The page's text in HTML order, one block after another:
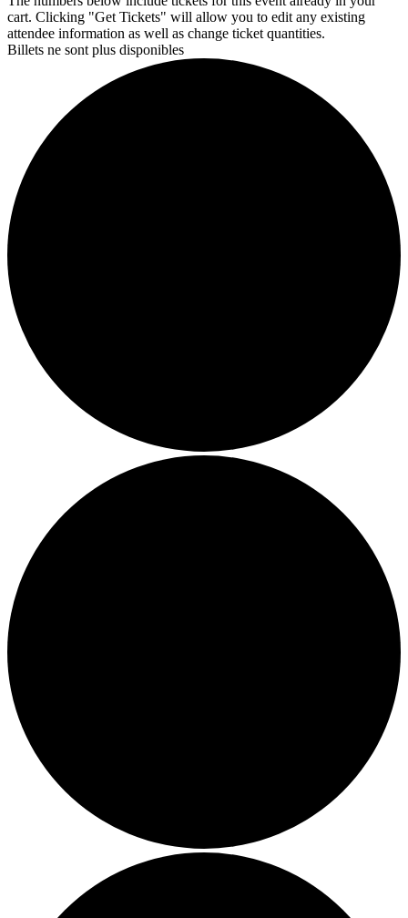
cart. Clicking "Get Tickets" will allow you to edit any existing
attendee information as well as change ticket quantities.
Billets ne sont plus disponibles